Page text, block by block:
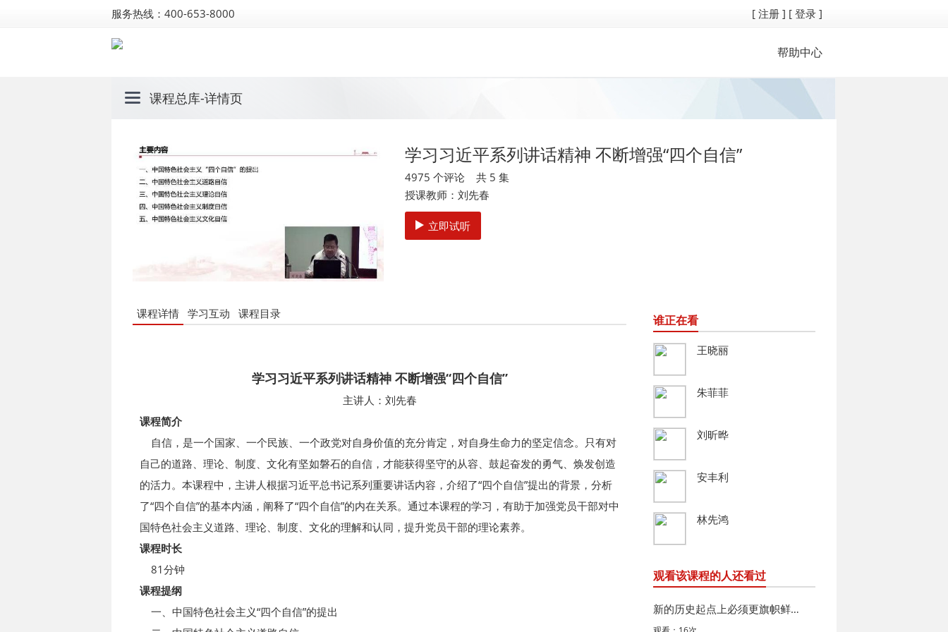
服务热线：400-653-8000 [ 注册 ] [ 登录 ]
帮助中心
课程总库-详情页
学习习近平系列讲话精神 不断增强“四个自信”
4975 个评论 共 5 集
授课教师：刘先春
立即试听
课程详情 学习互动 课程目录
学习习近平系列讲话精神 不断增强“四个自信”
主讲人：刘先春
课程简介
自信，是一个国家、一个民族、一个政党对自身价值的充分肯定，对自身生命力的坚定信念。只有对
自己的道路、理论、制度、文化有坚如磐石的自信，才能获得坚守的从容、鼓起奋发的勇气、焕发创造
的活力。本课程中，主讲人根据习近平总书记系列重要讲话内容，介绍了“四个自信”提出的背景，分析
了“四个自信”的基本内涵，阐释了“四个自信”的内在关系。通过本课程的学习，有助于加强党员干部对中
国特色社会主义道路、理论、制度、文化的理解和认同，提升党员干部的理论素养。
课程时长
81分钟
课程提纲
一、中国特色社会主义“四个自信”的提出
谁正在看
王晓丽
朱菲菲
刘昕晔
安丰利
林先鸿
观看该课程的人还看过
新的历史起点上必须更旗帜鲜明讲政治